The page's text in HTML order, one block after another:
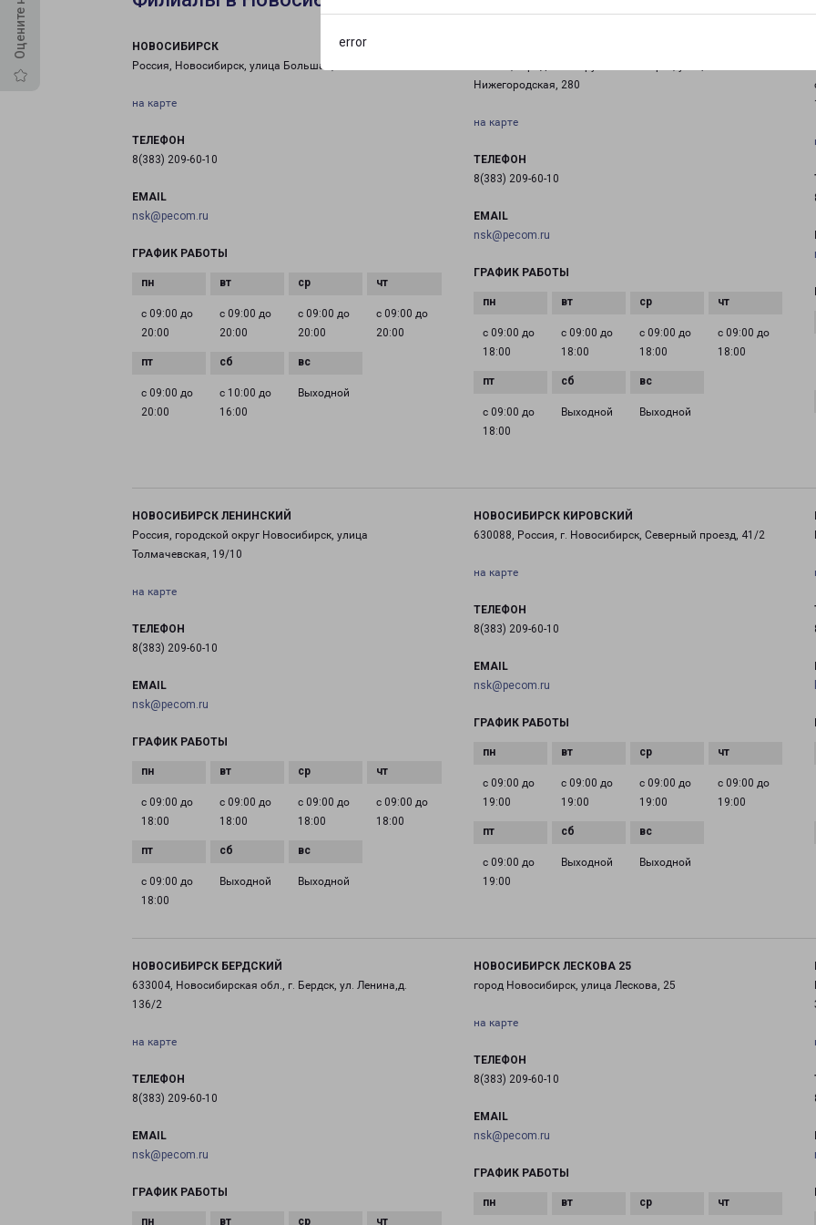
error
НОВОСИБИРСК
Россия, Новосибирск, улица Большая, 280
на карте
ТЕЛЕФОН
8(383) 209-60-10
EMAIL
nsk@pecom.ru
ГРАФИК РАБОТЫ
с 09:00 до
20:00
с 09:00 до
20:00
с 09:00 до
20:00
с 09:00 до
20:00
с 09:00 до
20:00
с 10:00 до
16:00
Выходной
Нижегородская, 280
на карте
ТЕЛЕФОН
8(383) 209-60-10
EMAIL
nsk@pecom.ru
ГРАФИК РАБОТЫ
с 09:00 до
18:00
с 09:00 до
18:00
с 09:00 до
18:00
с 09:00 до
18:00
с 09:00 до
18:00
Выходной Выходной
НОВОСИБИРСК ЛЕНИНСКИЙ
Россия, городской округ Новосибирск, улица
Толмачевская, 19/10
на карте
ТЕЛЕФОН
8(383) 209-60-10
EMAIL
nsk@pecom.ru
ГРАФИК РАБОТЫ
с 09:00 до
18:00
с 09:00 до
18:00
с 09:00 до
18:00
с 09:00 до
18:00
с 09:00 до
18:00
Выходной Выходной
НОВОСИБИРСК КИРОВСКИЙ
630088, Россия, г. Новосибирск, Северный проезд, 41/2
на карте
ТЕЛЕФОН
8(383) 209-60-10
EMAIL
nsk@pecom.ru
ГРАФИК РАБОТЫ
с 09:00 до
19:00
с 09:00 до
19:00
с 09:00 до
19:00
с 09:00 до
19:00
с 09:00 до
19:00
Выходной Выходной
НОВОСИБИРСК БЕРДСКИЙ
633004, Новосибирская обл., г. Бердск, ул. Ленина,д.
136/2
на карте
ТЕЛЕФОН
8(383) 209-60-10
EMAIL
nsk@pecom.ru
ГРАФИК РАБОТЫ
НОВОСИБИРСК ЛЕСКОВА 25
город Новосибирск, улица Лескова, 25
на карте
ТЕЛЕФОН
8(383) 209-60-10
EMAIL
nsk@pecom.ru
ГРАФИК РАБОТЫ